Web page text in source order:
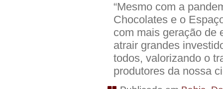
“Mesmo com a
Chocolates e o
com mais geração de
atrair grandes
todos, valorizando o
produtores da nossa